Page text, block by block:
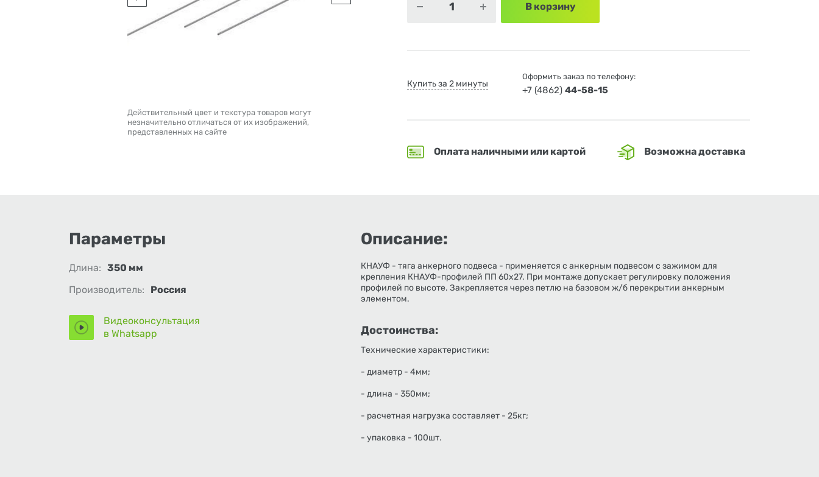
Действительный цвет и текстура товаров могут
незначительно отличаться от их изображений,
представленных на сайте
В корзину
Купить за 2 минуты
Оформить заказ по телефону:
+7 (4862)44-58-15
Оплата наличными или картой Возможна доставка
Параметры
Длина: 350 мм
Производитель:
Россия
Видеоконсультация
в Whatsapp
Описание:
КНАУФ - тяга анкерного подвеса - применяется с анкерным подвесом с зажимом для
крепления КНАУФ-профилей ПП 60х27. При монтаже допускает регулировку положения
профилей по высоте. Закрепляется через петлю на базовом ж/б перекрытии анкерным
элементом.
Достоинства:
Технические характеристики:
- диаметр - 4мм;
- длина - 350мм;
- расчетная нагрузка составляет - 25кг;
- упаковка - 100шт.